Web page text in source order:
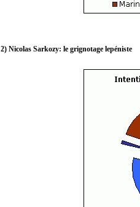
2) Nicolas Sarkozy: le grignotage lepéniste